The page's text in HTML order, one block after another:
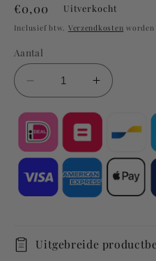
Normale
prijs
€0,00 Uitverkocht
Inclusief btw. Verzendkosten worden
Aantal
Aantal
verlagen
voor
[Sample]
Age
Element
Firming
Concentrate
Aantal
verhogen
voor
[Sample]
Age
Element
Firming
Uitgebreide